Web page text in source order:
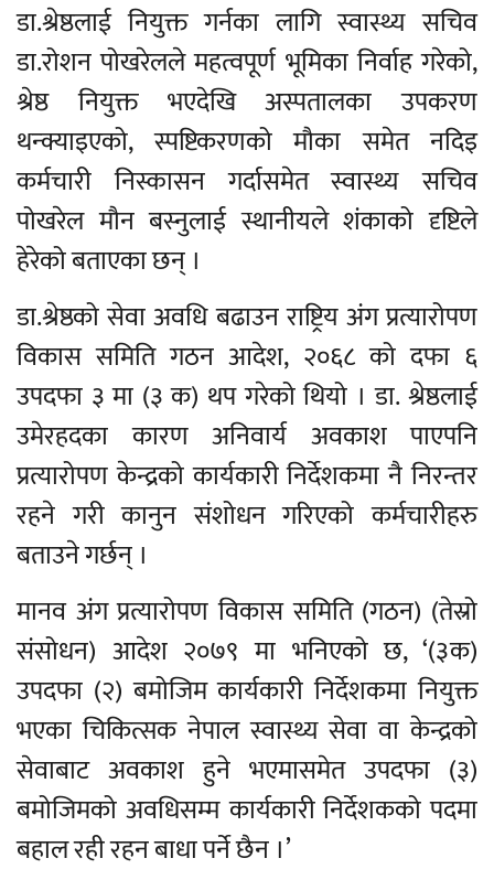
डा.श्रेष्ठलाई नियुक्त गर्नका लागि स्वास्थ्य सचिव
डा.रोशन पोखरेलले महत्वपूर्ण भूमिका निर्वाह गरेको,
श्रेष्ठ नियुक्त भएदेखि अस्पतालका उपकरण
थन्क्याइएको, स्पष्टिकरणको मौका समेत नदिइ
कर्मचारी निस्कासन गर्दासमेत स्वास्थ्य सचिव
पोखरेल मौन बस्नुलाई स्थानीयले शंकाको दृष्टिले
हेरेको बताएका छन् ।
डा.श्रेष्ठको सेवा अवधि बढाउन राष्ट्रिय अंग प्रत्यारोपण
विकास समिति गठन आदेश, २०६८ को दफा ६
उपदफा ३ मा (३ क) थप गरेको थियो । डा. श्रेष्ठलाई
उमेरहदका कारण अनिवार्य अवकाश पाएपनि
प्रत्यारोपण केन्द्रको कार्यकारी निर्देशकमा नै निरन्तर
रहने गरी कानुन संशोधन गरिएको कर्मचारीहरु
बताउने गर्छन् ।
मानव अंग प्रत्यारोपण विकास समिति (गठन) (तेस्रो
संसोधन) आदेश २०७९ मा भनिएको छ, ‘(३क)
उपदफा (२) बमोजिम कार्यकारी निर्देशकमा नियुक्त
भएका चिकित्सक नेपाल स्वास्थ्य सेवा वा केन्द्रको
सेवाबाट अवकाश हुने भएमासमेत उपदफा (३)
बमोजिमको अवधिसम्म कार्यकारी निर्देशकको पदमा
बहाल रही रहन बाधा पर्ने छैन ।’